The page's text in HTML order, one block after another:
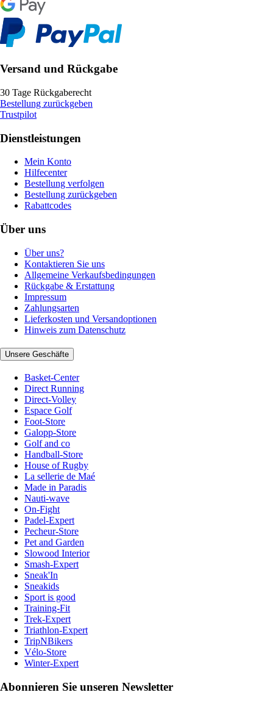
Versand und Rückgabe
30 Tage Rückgaberecht
Bestellung zurückgeben
Trustpilot
Dienstleistungen
Mein Konto
Hilfecenter
Bestellung verfolgen
Bestellung zurückgeben
Rabattcodes
Über uns
Über uns?
Kontaktieren Sie uns
Allgemeine Verkaufsbedingungen
Rückgabe & Erstattung
Impressum
Zahlungsarten
Lieferkosten und Versandoptionen
Hinweis zum Datenschutz
Unsere Geschäfte
Basket-Center
Direct Running
Direct-Volley
Espace Golf
Foot-Store
Galopp-Store
Golf and co
Handball-Store
House of Rugby
La sellerie de Maé
Made in Paradis
Nauti-wave
On-Fight
Padel-Expert
Pecheur-Store
Pet and Garden
Slowood Interior
Smash-Expert
Sneak'In
Sneakids
Sport is good
Training-Fit
Trek-Expert
Triathlon-Expert
TripNBikers
Vélo-Store
Winter-Expert
Abonnieren Sie unseren Newsletter